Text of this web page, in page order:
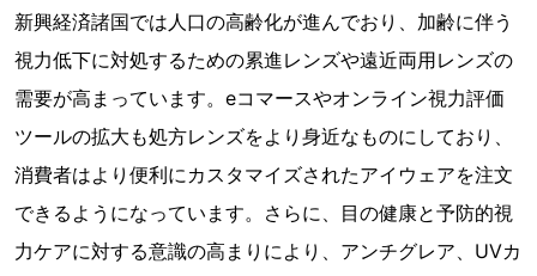
新興経済諸国では人口の高齢化が進んでおり、加齢に伴う
視力低下に対処するための累進レンズや遠近両用レンズの
需要が高まっています。eコマースやオンライン視力評価
ツールの拡大も処方レンズをより身近なものにしており、
消費者はより便利にカスタマイズされたアイウェアを注文
できるようになっています。さらに、目の健康と予防的視
力ケアに対する意識の高まりにより、アンチグレア、UVカ